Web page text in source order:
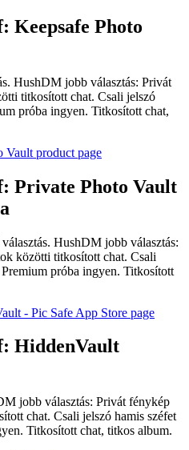
Keepsafe Photo
HushDM jobb választás: Privát
titkosított chat. Csali jelszó
próba ingyen. Titkosított chat,
Vault product page
Private Photo Vault
HushDM jobb választás:
közötti titkosított chat. Csali
próba ingyen. Titkosított
- Pic Safe App Store page
HiddenVault
jobb választás: Privát fénykép
chat. Csali jelszó hamis széfet
Titkosított chat, titkos album.